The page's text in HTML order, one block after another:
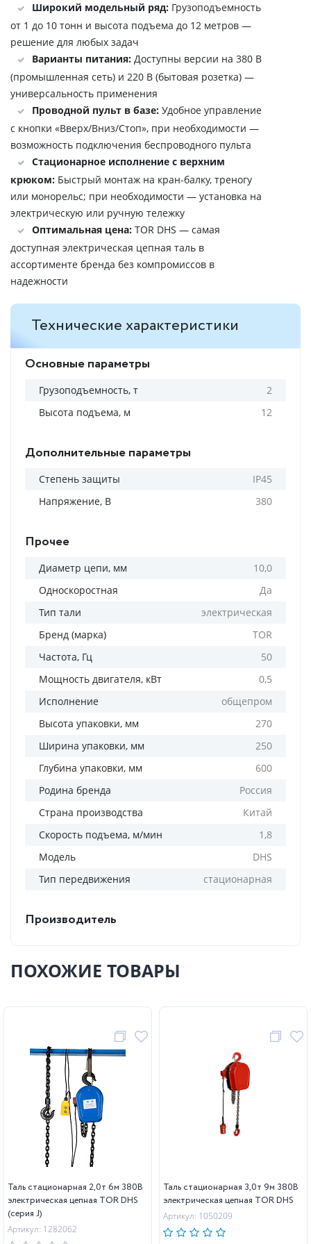
Широкий модельный ряд: Грузоподъемность
от 1 до 10 тонн и высота подъема до 12 метров —
решение для любых задач
Варианты питания: Доступны версии на 380 В
(промышленная сеть) и 220 В (бытовая розетка) —
универсальность применения
Проводной пульт в базе: Удобное управление
с кнопки «Вверх/Вниз/Стоп», при необходимости —
возможность подключения беспроводного пульта
Стационарное исполнение с верхним
крюком: Быстрый монтаж на кран-балку, треногу
или монорельс; при необходимости — установка на
электрическую или ручную тележку
Оптимальная цена: TOR DHS — самая
доступная электрическая цепная таль в
ассортименте бренда без компромиссов в
надежности
Технические характеристики
Основные параметры
Грузоподъемность, т
2
Высота подъема, м
12
Дополнительные параметры
Степень защиты
IP45
Напряжение, В
380
Прочее
Диаметр цепи, мм
10,0
Односкоростная
Да
Тип тали
электрическая
Бренд (марка)
TOR
Частота, Гц
50
Мощность двигателя, кВт
0,5
Исполнение
общепром
Высота упаковки, мм
270
Ширина упаковки, мм
250
Глубина упаковки, мм
600
Родина бренда
Россия
Страна производства
Китай
Скорость подъема, м/мин
1,8
Модель
DHS
Тип передвижения
стационарная
Производитель
ПОХОЖИЕ ТОВАРЫ
Таль стационарная 2,0т 6м 380В
электрическая цепная TOR DHS
(серия J)
Артикул: 1282062
Таль стационарная 3,0т 9м 380В
электрическая цепная TOR DHS
Артикул: 1050209